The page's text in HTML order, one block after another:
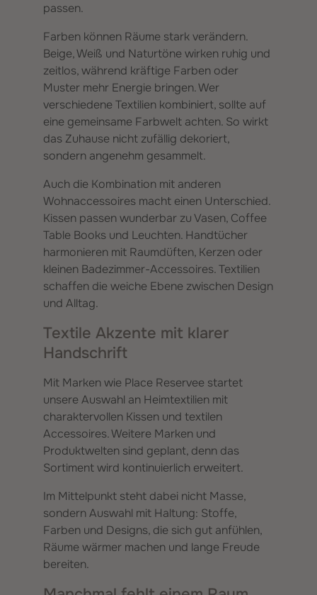
passen.
Farben können Räume stark verändern.
Beige, Weiß und Naturtöne wirken ruhig und
zeitlos, während kräftige Farben oder
Muster mehr Energie bringen. Wer
verschiedene Textilien kombiniert, sollte auf
eine gemeinsame Farbwelt achten. So wirkt
das Zuhause nicht zufällig dekoriert,
sondern angenehm gesammelt.
Auch die Kombination mit anderen
Wohnaccessoires macht einen Unterschied.
Kissen passen wunderbar zu Vasen, Coffee
Table Books und Leuchten. Handtücher
harmonieren mit Raumdüften, Kerzen oder
kleinen Badezimmer-Accessoires. Textilien
schaffen die weiche Ebene zwischen Design
und Alltag.
Textile Akzente mit klarer
Handschrift
Mit Marken wie Place Reservee startet
unsere Auswahl an Heimtextilien mit
charaktervollen Kissen und textilen
Accessoires. Weitere Marken und
Produktwelten sind geplant, denn das
Sortiment wird kontinuierlich erweitert.
Im Mittelpunkt steht dabei nicht Masse,
sondern Auswahl mit Haltung: Stoffe,
Farben und Designs, die sich gut anfühlen,
Räume wärmer machen und lange Freude
bereiten.